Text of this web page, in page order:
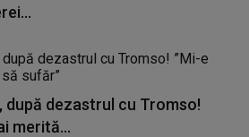
după dezastrul cu Tromso!
merită...